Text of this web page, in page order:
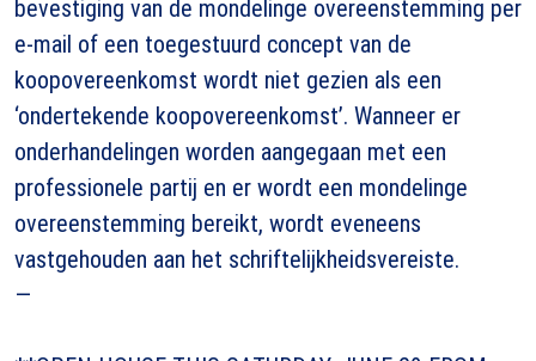
bevestiging van de mondelinge overeenstemming per
e-mail of een toegestuurd concept van de
koopovereenkomst wordt niet gezien als een
‘ondertekende koopovereenkomst’. Wanneer er
onderhandelingen worden aangegaan met een
professionele partij en er wordt een mondelinge
overeenstemming bereikt, wordt eveneens
vastgehouden aan het schriftelijkheidsvereiste.
—